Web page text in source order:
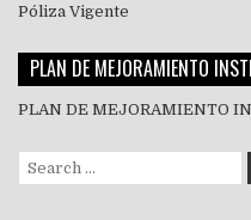
Póliza Vigente
PLAN DE MEJORAMIENTO
PLAN DE MEJORAMIENTO
Search
for: